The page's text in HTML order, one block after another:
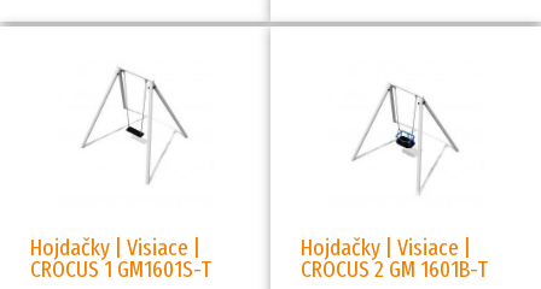
Hojdačky | Visiace |
CROCUS 1 GM1601S-T
Hojdačky | Visiace |
CROCUS 2 GM 1601B-T